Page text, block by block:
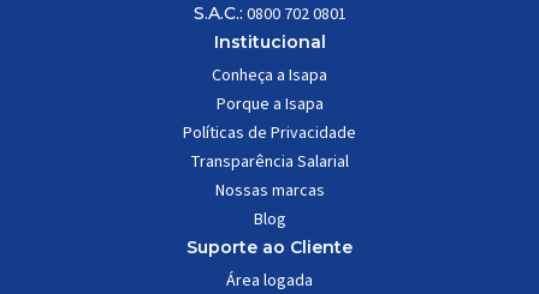
S.A.C.: 0800 702 0801
Institucional
Conheça a Isapa
Porque a Isapa
Políticas de Privacidade
Transparência Salarial
Nossas marcas
Blog
Suporte ao Cliente
Área logada